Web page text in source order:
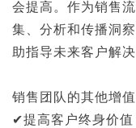
会提高。作为销售
集、分析和传播洞
助指导未来客户解
销售团队的其他增值
✔提高客户终身价值